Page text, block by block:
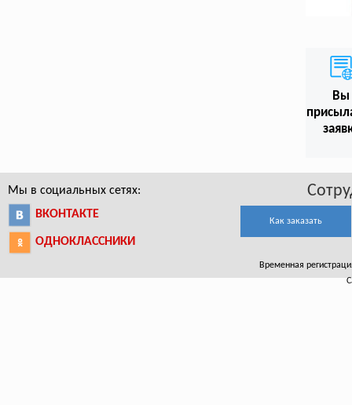
Вы
Мы в социальных сетях:
ВКОНТАКТЕ
ОДНОКЛАССНИКИ
Как заказать
Временная